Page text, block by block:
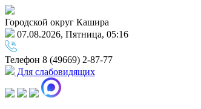
Городской округ Кашира
07.08.2026, Пятница, 05:16
Телефон 8 (49669) 2-87-77
Для слабовидящих